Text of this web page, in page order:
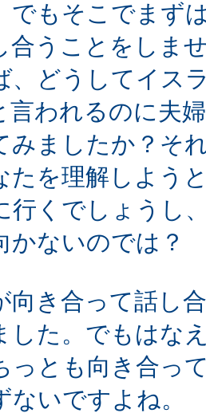
でもそこでまず
合うことをしま
、どうしてイス
言われるのに夫
みましたか？そ
たを理解しよう
行くでしょうし
かないのでは？
向き合って話し
した。でもはな
っとも向き合っ
ないですよね。